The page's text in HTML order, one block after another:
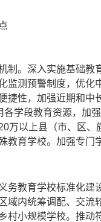
制。深入实施基础教
监测预警制度，优化
捷性，加强近期和中
各学段教育资源，加
万以上县（市、区、
教育学校。加强专门
务教育学校标准化建
域内统筹调配、交流
村小规模学校。推动